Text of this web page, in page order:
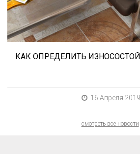
керамогранита? Сейчас
КАК ОПРЕДЕЛИТЬ
16 Апреля 2019
смотреть все новости